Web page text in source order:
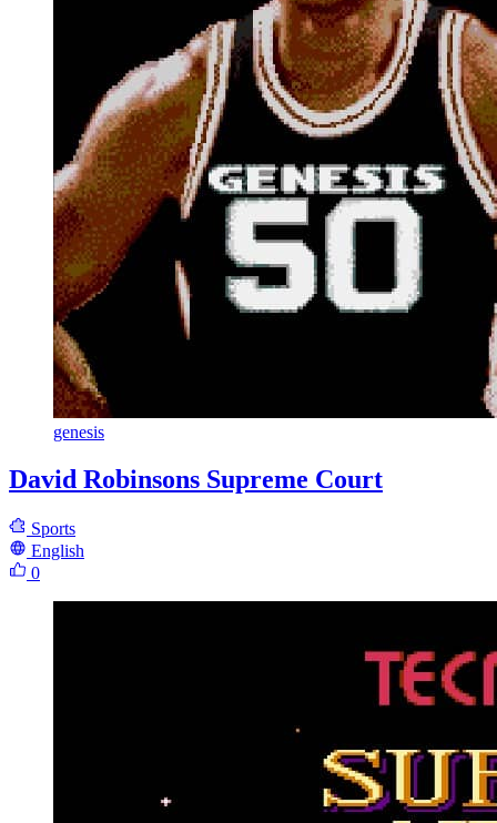
genesis
David Robinsons Supreme Court
Sports
English
0